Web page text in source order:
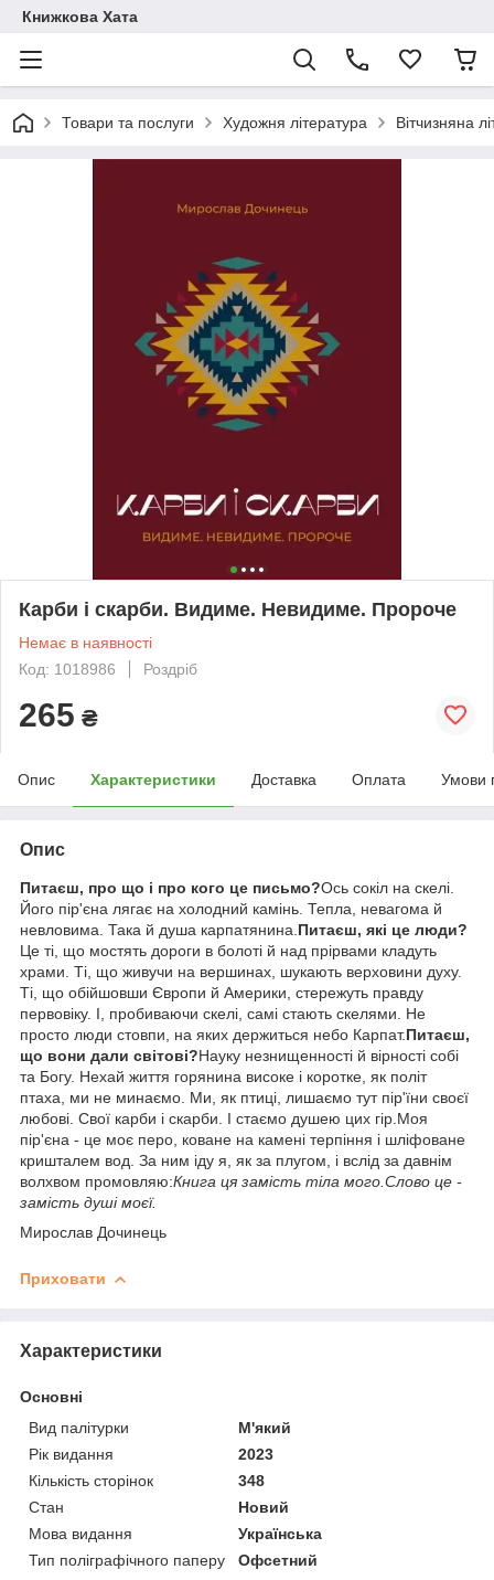
Книжкова Хата
Товари та послуги Художня література Вітчизняна
Карби і скарби. Видиме. Невидиме. Пророче
Немає в наявності
Код: 1018986
Роздріб
265 ₴
Опис Характеристики Доставка Оплата Умови
Опис
Питаєш, про що і про кого це письмо?Ось сокіл на скелі.
Його пір'єна лягає на холодний камінь. Тепла, невагома й
невловима. Така й душа карпатянина. Питаєш, які це люди?
Це ті, що мостять дороги в болоті й над прірвами кладуть
храми. Ті, що живучи на вершинах, шукають верховини духу.
Ті, що обійшовши Європи й Америки, стережуть правду
первовіку. І, пробиваючи скелі, самі стають скелями. Не
просто люди стовпи, на яких держиться небо Карпат.Питаєш,
що вони дали світові?Науку незнищенності й вірності собі
та Богу. Нехай життя горянина високе і коротке, як політ
птаха, ми не минаємо. Ми, як птиці, лишаємо тут пір'їни своєї
любові. Свої карби і скарби. І стаємо душею цих гір. Моя
пір'єна - це моє перо, коване на камені терпіння і шліфоване
кришталем вод. За ним іду я, як за плугом, і вслід за давнім
волхвом промовляю:Книга ця замість тіла мого.Слово це -
замість душі моєї.
Мирослав Дочинець
Приховати
Характеристики
Основні
Вид палітурки
М'який
Рік видання
2023
Кількість сторінок
348
Стан
Новий
Мова видання
Українська
Тип поліграфічного паперу
Офсетний